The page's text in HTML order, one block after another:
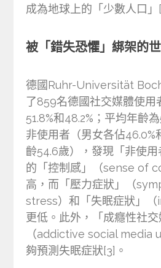
成為地球上的「少數人口」
被「錯失恐懼」綁架的
德國Ruhr-Universität
了859名德國社交媒體使用
51.8%和48.2%；平均年齡
非使用者（男女各佔46.0%
齡54.6歲），發現「非使用
的「控制感」（sense of
高，而「壓力症狀」（
stress）和「失眠症狀」
更低。此外，「成癮性社交
（addictive social media
夠預測失眠症狀[3]。